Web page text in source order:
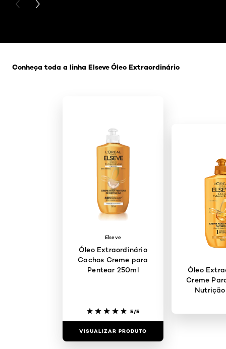
PREVIOUS CARD
NEXT CARD
Conheça toda a linha Elseve Óleo Extraordinário
Elseve
Óleo Extraordinário
Cachos Creme para
Pentear 250ml
5/5
VISUALIZAR PRODUTO
Óleo
Creme